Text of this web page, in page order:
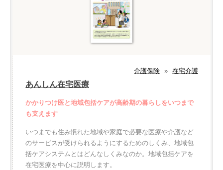
介護保険 » 在宅介護
あんしん在宅医療
かかりつけ医と地域包括ケアが高齢期の暮らしをいつまで
も支えます
いつまでも住み慣れた地域や家庭で必要な医療や介護など
のサービスが受けられるようにするためのしくみ、地域包
括ケアシステムとはどんなしくみなのか。地域包括ケアを
在宅医療を中心に説明します。